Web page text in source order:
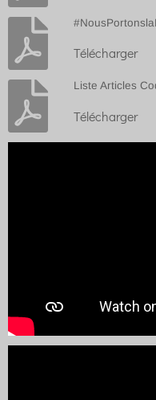
Télécharger
Liste Articles
Télécharger